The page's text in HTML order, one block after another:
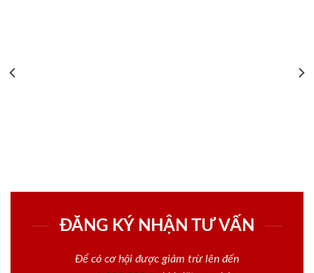
ĐĂNG KÝ NHẬN TƯ VẤN
Để có cơ hội được giảm trừ lên đến